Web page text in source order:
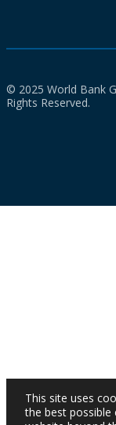
© 2025 World Bank
Rights Reserved.
This site uses
the best possible